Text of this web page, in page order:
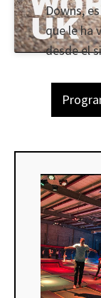
Downs,
que le ha
desde el